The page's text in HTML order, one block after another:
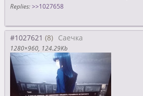
Replies: >>1027658
#1027621 Саечка
1280×960 124.29Kb